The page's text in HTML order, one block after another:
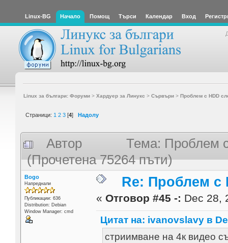
Linux-BG Начало Помощ Търси Календар Вход
Linux за българи: Форуми> Хардуер за Линукс > Сървъри> Проблем с HDD
Страници: 1 2 3 [4] Надолу
Автор
Тема: Проблем
(Прочетена 75264 пъти)
Bogo
Напреднали
Публикации: 636
Distribution: Debian
Window Manager: cmd
Re: Проблем с
« Отговор #45 -: Dec 28,
Цитат на: ivanovslavy в
стриимване на 4к видео